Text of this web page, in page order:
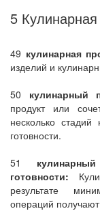
5
49 кулинарная
изделий и
50 кулинарный
продукт или
несколько
готовности.
51
готовности:
результате
операций